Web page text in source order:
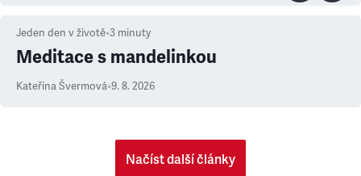
Jeden den v životě•3 minuty
Meditace s mandelinkou
Kateřina Švermová•9. 8. 2026
Načíst další články